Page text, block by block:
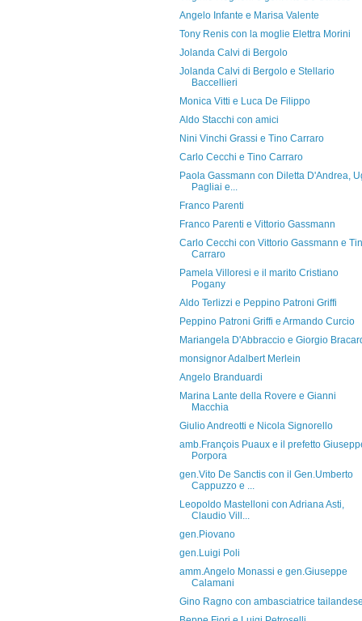
Angelo Infante e Marisa Valente
Tony Renis con la moglie Elettra Morini
Jolanda Calvi di Bergolo
Jolanda Calvi di Bergolo e Stellario
Baccellieri
Monica Vitti e Luca De Filippo
Aldo Stacchi con amici
Nini Vinchi Grassi e Tino Carraro
Carlo Cecchi e Tino Carraro
Paola Gassmann con Diletta D'Andrea,
Pagliai e...
Franco Parenti
Franco Parenti e Vittorio Gassmann
Carlo Cecchi con Vittorio Gassmann e
Carraro
Pamela Villoresi e il marito Cristiano
Pogany
Aldo Terlizzi e Peppino Patroni Griffi
Peppino Patroni Griffi e Armando Curcio
Mariangela D'Abbraccio e Giorgio
monsignor Adalbert Merlein
Angelo Branduardi
Marina Lante della Rovere e Gianni
Macchia
Giulio Andreotti e Nicola Signorello
amb.François Puaux e il prefetto
Porpora
gen.Vito De Sanctis con il Gen.Umberto
Cappuzzo e ...
Leopoldo Mastelloni con Adriana Asti,
Claudio Vill...
gen.Piovano
gen.Luigi Poli
amm.Angelo Monassi e gen.Giuseppe
Calamani
Gino Ragno con ambasciatrice tailandese